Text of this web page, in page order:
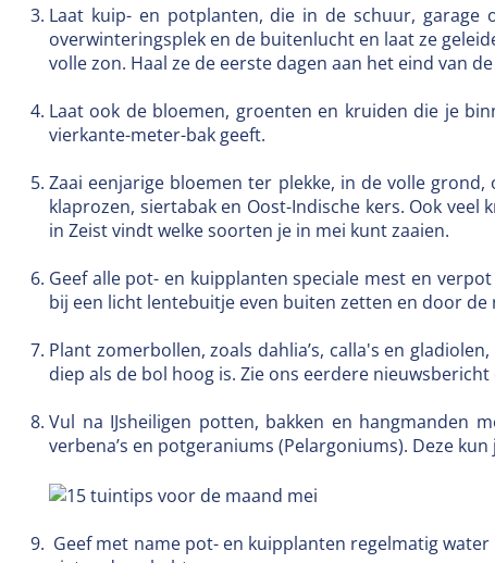
Laat kuip- en potplanten, die in de schuur, garage
overwinteringsplek en de buitenlucht en laat ze
volle zon. Haal ze de eerste dagen aan het eind van
Laat ook de bloemen, groenten en kruiden die je
vierkante-meter-bak geeft.
Zaai eenjarige bloemen ter plekke, in de volle
klaprozen, siertabak en Oost-Indische kers. Ook
in Zeist vindt welke soorten je in mei kunt zaaien.
Geef alle pot- en kuipplanten speciale mest en
bij een licht lentebuitje even buiten zetten en door
Plant zomerbollen, zoals dahlia’s, calla's en
diep als de bol hoog is. Zie ons eerdere
Vul na IJsheiligen potten, bakken en hangmanden
verbena’s en potgeraniums (Pelargoniums). Deze
Geef met name pot- en kuipplanten regelmatig